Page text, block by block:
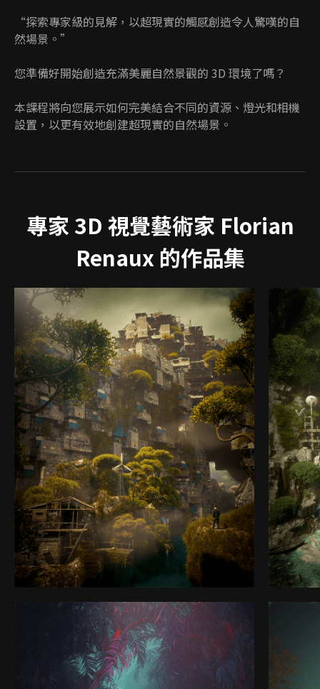
“探索專家級的見解，以超現實的觸感創造令人驚嘆的自
然場景。”
您準備好開始創造充滿美麗自然景觀的 3D 環境了嗎？
本課程將向您展示如何完美結合不同的資源、燈光和相機
設置，以更有效地創建超現實的自然場景。
專家 3D 視覺藝術家 Florian
Renaux 的作品集